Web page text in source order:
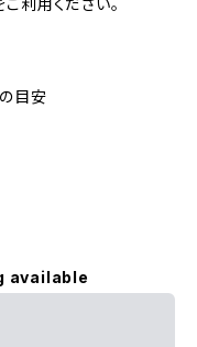
利用ください。
目安
available